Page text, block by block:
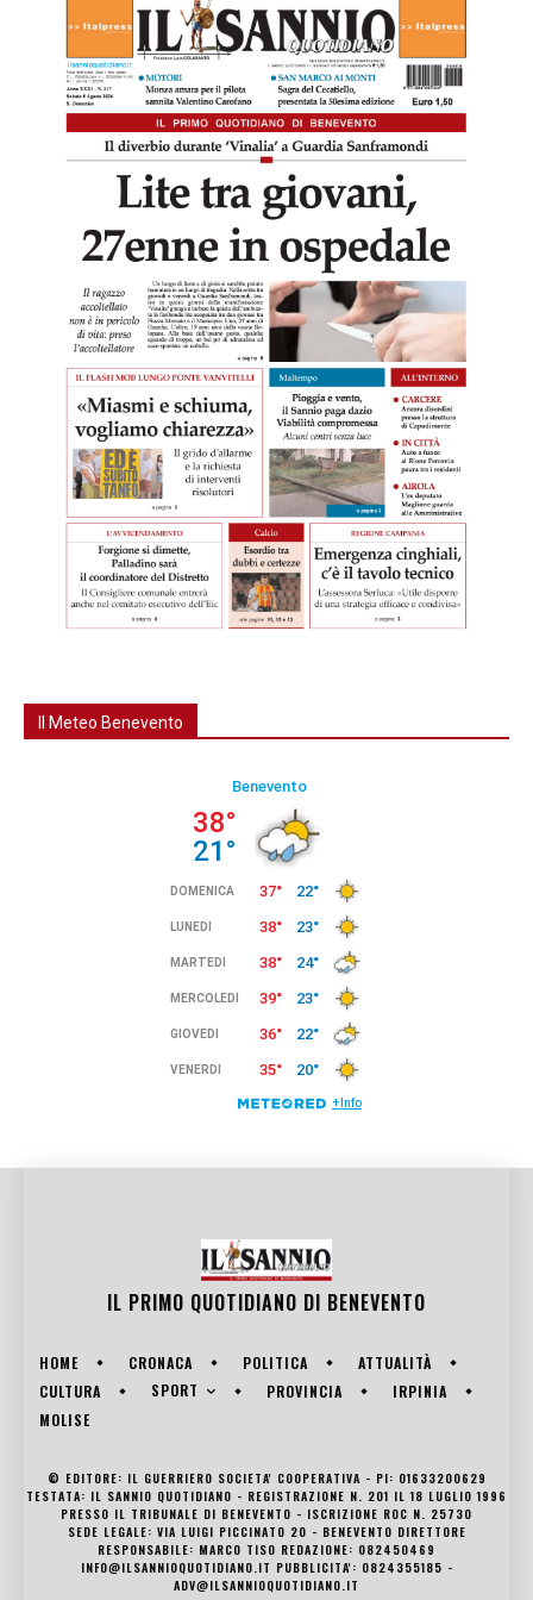
Il Meteo Benevento
IL PRIMO QUOTIDIANO DI BENEVENTO
HOME CRONACA POLITICA
ATTUALITÀ
CULTURA
SPORT PROVINCIA
IRPINIA
MOLISE
© EDITORE: IL GUERRIERO SOCIETA' COOPERATIVA - PI: 01633200629
TESTATA: IL SANNIO QUOTIDIANO - REGISTRAZIONE N. 201 IL 18 LUGLIO 1996
PRESSO IL TRIBUNALE DI BENEVENTO - ISCRIZIONE ROC N. 25730
SEDE LEGALE: VIA LUIGI PICCINATO 20 - BENEVENTO DIRETTORE
RESPONSABILE: MARCO TISO REDAZIONE: 082450469
INFO@ILSANNIOQUOTIDIANO.IT PUBBLICITA': 0824355185 -
ADV@ILSANNIOQUOTIDIANO.IT